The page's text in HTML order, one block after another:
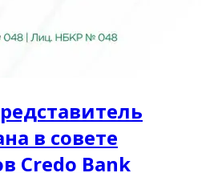
в совете
Credo Bank